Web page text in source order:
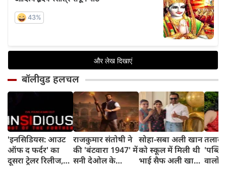
बॉलीवुड हलचल
'इनसिडियस: आउट
ऑफ द फर्दर' का
दूसरा ट्रेलर रिलीज,
राजकुमार संतोषी ने
की 'बंटवारा 1947' में
सनी देओल के
सोहा-सबा अली खान
को स्कूल में मिली थी
भाई सैफ अली खान वालों